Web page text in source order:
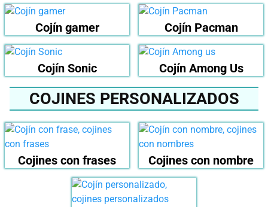
Cojín gamer Cojín Pacman
Cojín Sonic Cojín Among Us
COJINES PERSONALIZADOS
Cojines con frases Cojines con nombre